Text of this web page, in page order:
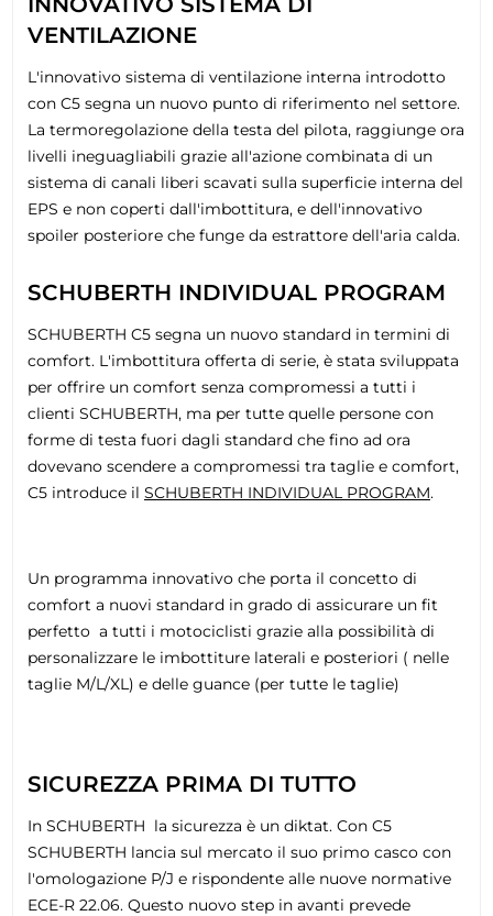
VENTILAZIONE
L'innovativo sistema di ventilazione interna introdotto
con C5 segna un nuovo punto di riferimento nel settore.
La termoregolazione della testa del pilota, raggiunge ora
livelli ineguagliabili grazie all'azione combinata di un
sistema di canali liberi scavati sulla superficie interna del
EPS e non coperti dall'imbottitura, e dell'innovativo
spoiler posteriore che funge da estrattore dell'aria calda.
SCHUBERTH INDIVIDUAL PROGRAM
SCHUBERTH C5 segna un nuovo standard in termini di
comfort. L'imbottitura offerta di serie, è stata sviluppata
per offrire un comfort senza compromessi a tutti i
clienti SCHUBERTH, ma per tutte quelle persone con
forme di testa fuori dagli standard che fino ad ora
dovevano scendere a compromessi tra taglie e comfort,
C5 introduce il SCHUBERTH INDIVIDUAL PROGRAM.
Un programma innovativo che porta il concetto di
comfort a nuovi standard in grado di assicurare un fit
perfetto a tutti i motociclisti grazie alla possibilità di
personalizzare le imbottiture laterali e posteriori ( nelle
taglie M/L/XL) e delle guance (per tutte le taglie)
SICUREZZA PRIMA DI TUTTO
In SCHUBERTH la sicurezza è un diktat. Con C5
SCHUBERTH lancia sul mercato il suo primo casco con
l'omologazione P/J e rispondente alle nuove normative
ECE-R 22.06. Questo nuovo step in avanti prevede